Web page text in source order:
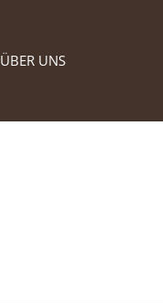
ÜBER UNS